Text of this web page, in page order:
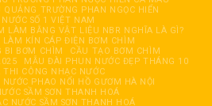
TRƯỜNG PHAN NGỌC HIỂN
SỐ 1 VIỆT NAM
LÀM BẰNG VẬT LIỆU NBR NGHĨA LÀ GÌ?
LÀM KÍN CÁP ĐIỆN BƠM CHÌM
BI BƠM CHÌM
CẦU TẠO BƠM CHÌM
MẪU ĐÀI PHUN NƯỚC ĐẸP THÁNG 10
THI CÔNG NHẠC NƯỚC
PHAO NỔI HỒ GƯƠM HÀ NỘI
SẦM SƠN THANH HOÁ
NƯỚC SẦM SƠN THANH HOÁ